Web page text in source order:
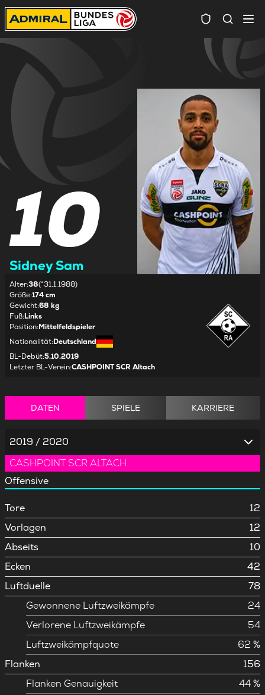
10
Sidney Sam
Alter:38(*31.1.1988)
Größe:174 cm
Gewicht:68 kg
Fuß:Links
Position:Mittelfeldspieler
Nationalität:Deutschland
BL-Debüt:5.10.2019
Letzter BL-Verein:CASHPOINT SCR Altach
DATEN SPIELE KARRIERE
2019 / 2020
CASHPOINT SCR ALTACH
Offensive
Tore
12
Vorlagen
12
Abseits
10
Ecken
42
Luftduelle
78
Gewonnene Luftzweikämpfe
24
Verlorene Luftzweikämpfe
54
Luftzweikämpfquote
62 %
Flanken
156
Flanken Genauigkeit
44 %